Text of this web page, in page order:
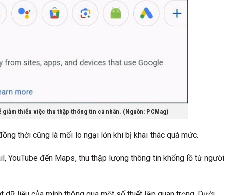
thiểu việc thu thập thông tin cá nhân. (Nguồn: PCMag)
thời cũng là mối lo ngại lớn khi bị khai thác quá mức.
YouTube đến Maps, thu thập lượng thông tin khổng lồ từ người